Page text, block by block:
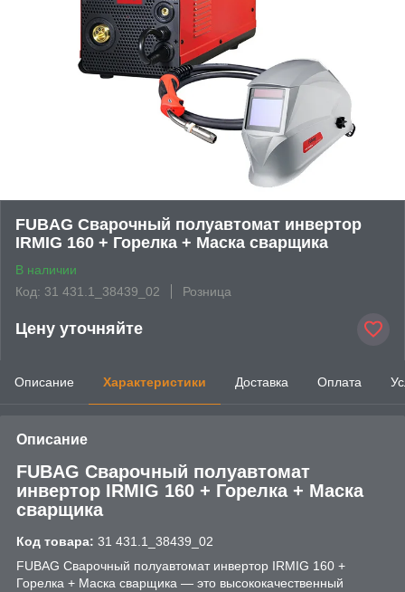
FUBAG Сварочный полуавтомат инвертор
IRMIG 160 + Горелка + Маска сварщика
В наличии
Код: 31 431.1_38439_02
Розница
Цену уточняйте
Описание Характеристики Доставка Оплата
Описание
FUBAG Сварочный полуавтомат
инвертор IRMIG 160 + Горелка + Маска
сварщика
Код товара: 31 431.1_38439_02
FUBAG Сварочный полуавтомат инвертор IRMIG 160 +
Горелка + Маска сварщика — это высококачественный